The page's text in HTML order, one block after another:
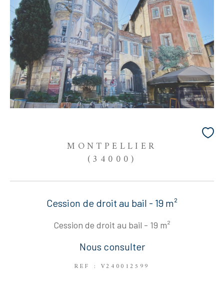
MONTPELLIER
(34000)
Cession de droit au bail - 19 m²
Cession de droit au bail - 19 m²
Nous consulter
REF : V240012599